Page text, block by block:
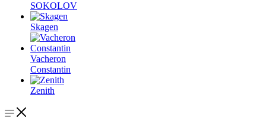
SOKOLOV
Skagen
Vacheron
Constantin
Zenith